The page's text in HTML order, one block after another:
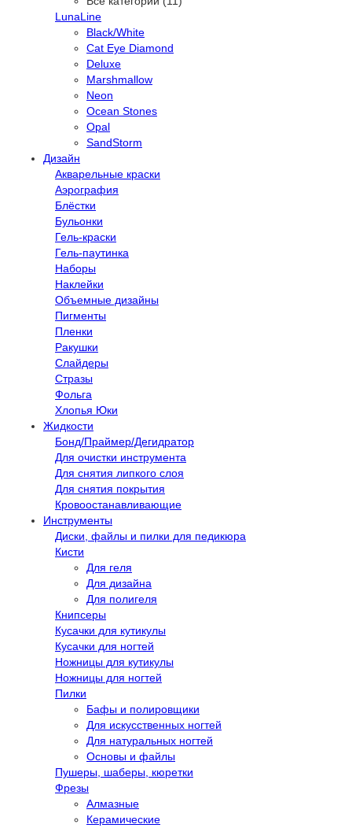
LunaLine
Black/White
Cat Eye Diamond
Deluxe
Marshmallow
Neon
Ocean Stones
Opal
SandStorm
Дизайн
Акварельные краски
Аэрография
Блёстки
Бульонки
Гель-краски
Гель-паутинка
Наборы
Наклейки
Объемные дизайны
Пигменты
Пленки
Ракушки
Слайдеры
Стразы
Фольга
Хлопья Юки
Жидкости
Бонд/Праймер/Дегидратор
Для очистки инструмента
Для снятия липкого слоя
Для снятия покрытия
Кровоостанавливающие
Инструменты
Диски, файлы и пилки для педикюра
Кисти
Для геля
Для дизайна
Для полигеля
Книпсеры
Кусачки для кутикулы
Кусачки для ногтей
Ножницы для кутикулы
Ножницы для ногтей
Пилки
Бафы и полировщики
Для искусственных ногтей
Для натуральных ногтей
Основы и файлы
Пушеры, шаберы, кюретки
Фрезы
Алмазные
Керамические